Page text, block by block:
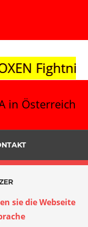
/
in Österreich
sie die Webseite